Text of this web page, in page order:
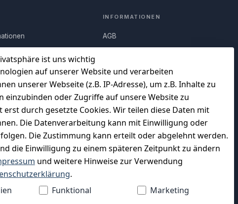
ist uns wichtig
auf unserer Website und verarbeiten
unserer Webseite (z.B. IP-Adresse), um z.B. Inhalte zu
oder Zugriffe auf unsere Website zu
durch gesetzte Cookies. Wir teilen diese Daten mit
Die Datenverarbeitung kann mit Einwilligung oder
Die Zustimmung kann erteilt oder abgelehnt werden.
die Einwilligung zu einem späteren Zeitpunkt zu ändern
und weitere Hinweise zur Verwendung
.
Funktional Marketing
INFORMATIONEN
AGB
Datenschutz
Impressum
Charity & Wohltätigkeit
WIR VERSENDEN MIT